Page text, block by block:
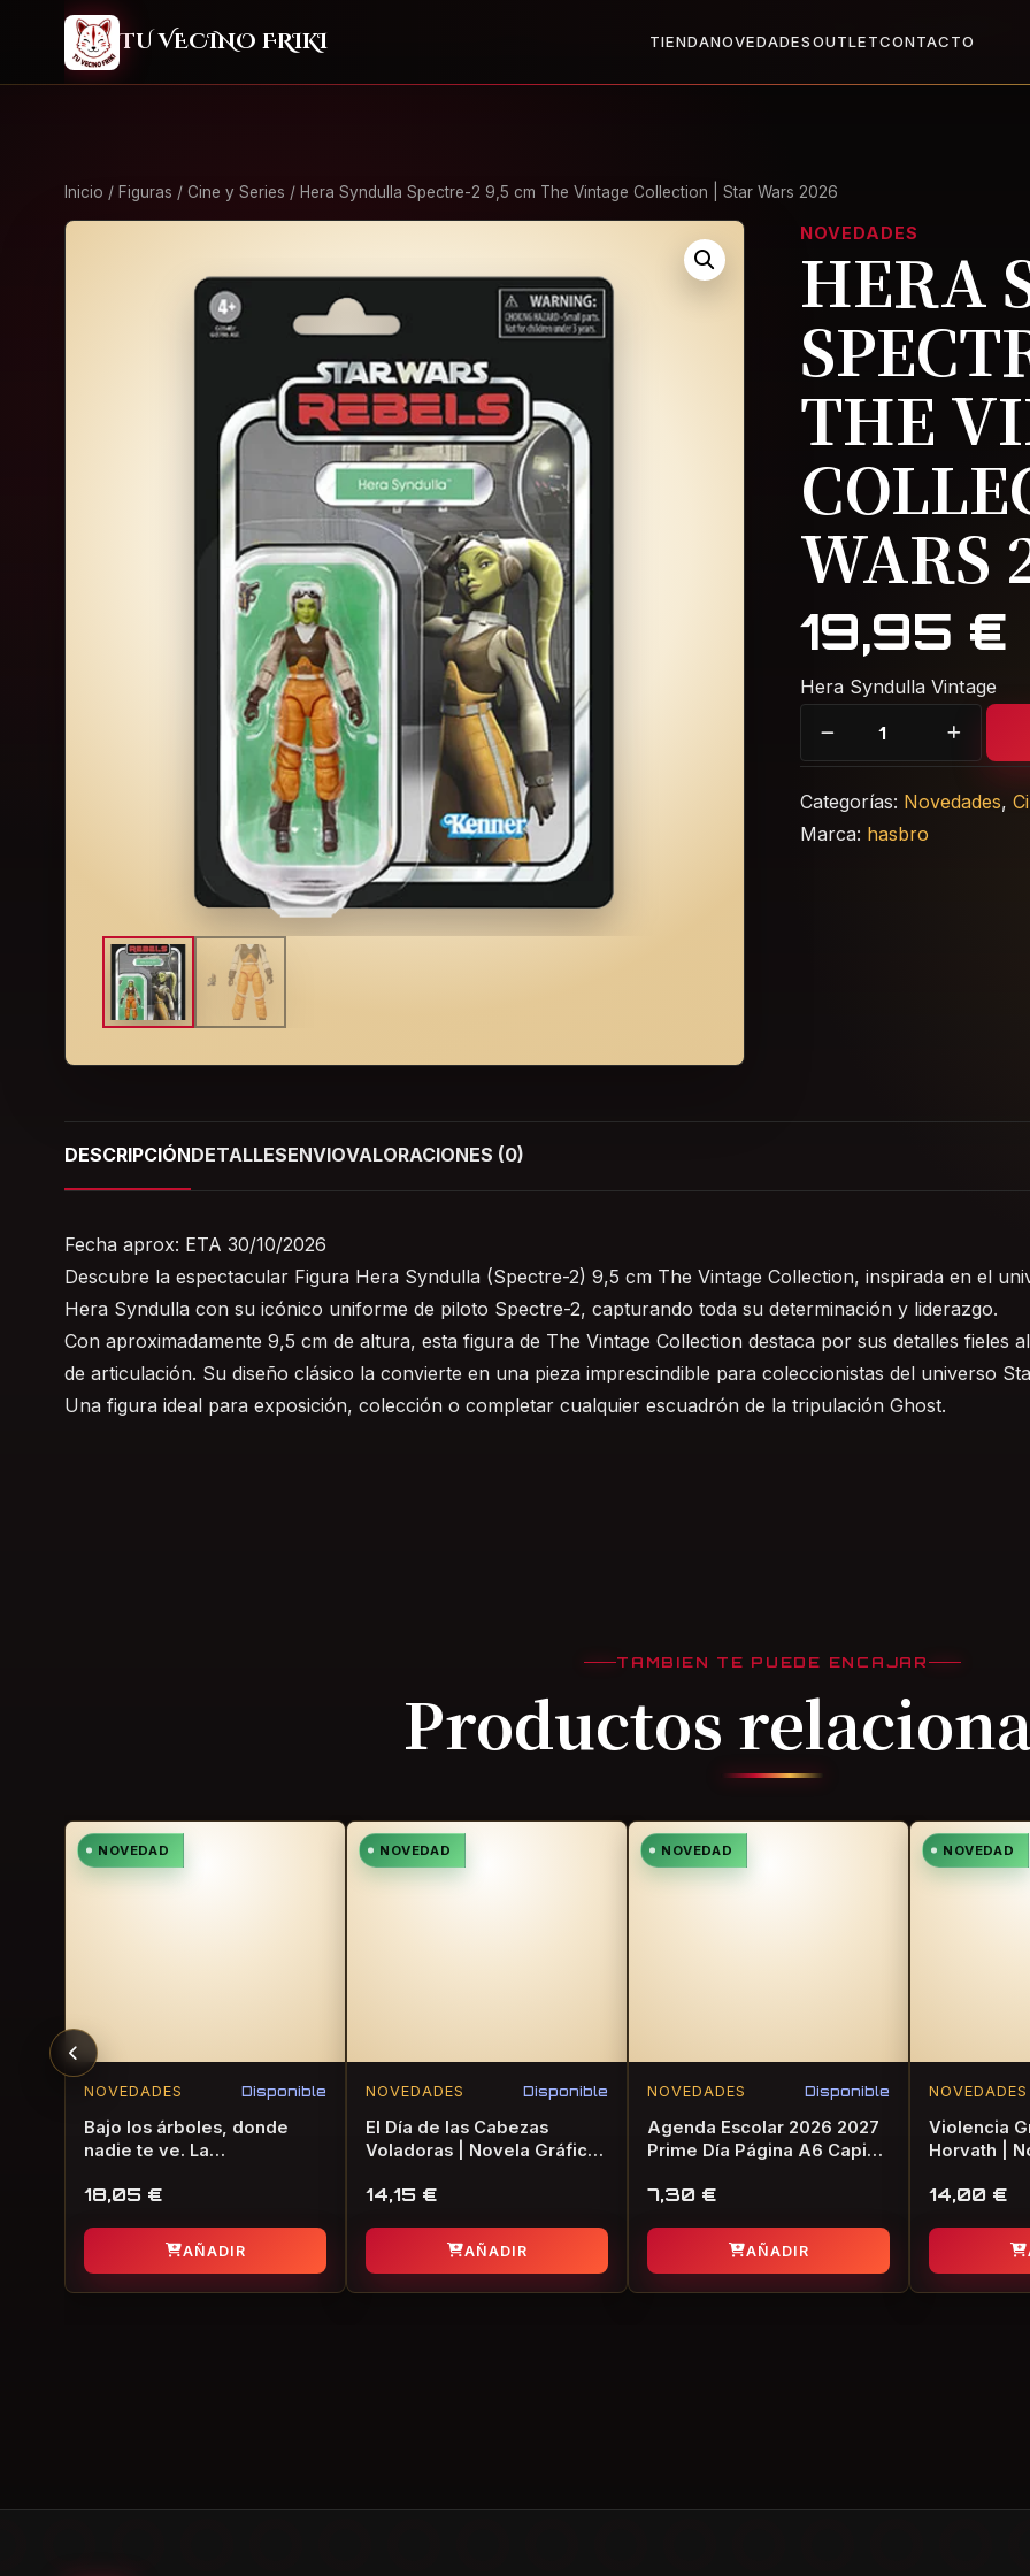
TU VECINO FRIKI TIENDANOVEDADESOUTLETCONTACTO
Inicio / Figuras / Cine y Series / Hera Syndulla Spectre-2 9,5 cm The Vintage Collection | Star Wars 2026
NOVEDADES
HERA
THE
WARS
19,95 €
Hera Syndulla Vintage
Hera Syndulla Spectre-2
Categorías: Novedades,
Marca: hasbro
DESCRIPCIÓNDETALLESENVIOVALORACIONES (0)
Fecha aprox: ETA 30/10/2026
Descubre la espectacular Figura Hera Syndulla (Spectre-2) 9,5 cm The Vintage Collection, inspirada en el
Hera Syndulla con su icónico uniforme de piloto Spectre-2, capturando toda su determinación y liderazgo.
Con aproximadamente 9,5 cm de altura, esta figura de The Vintage Collection destaca por sus detalles fieles
de articulación. Su diseño clásico la convierte en una pieza imprescindible para coleccionistas del universo
Una figura ideal para exposición, colección o completar cualquier escuadrón de la tripulación Ghost.
TAMBIEN TE PUEDE ENCAJAR
Productos
NOVEDAD
NOVEDADES Disponible
Bajo los árboles, donde
nadie te ve. La
primavera | Novela Gráfica
18,05 €
AÑADIR
NOVEDAD
NOVEDADES Disponible
El Día de las Cabezas
Voladoras | Novela Gráfica
14,15 €
AÑADIR
NOVEDAD
NOVEDADES Disponible
Agenda Escolar 2026 2027
Prime Día Página A6 Capi
7,30 €
AÑADIR
NOVEDAD
NOVEDADES
Violencia
Horvath |
14,00 €